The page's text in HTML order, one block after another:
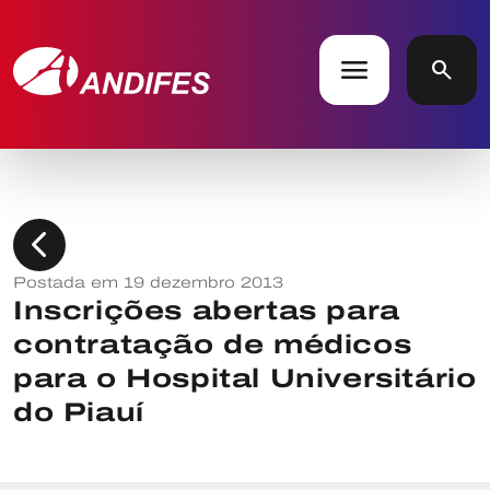
menu search
chevron_left
Postada em 19 dezembro 2013
Inscrições abertas para
contratação de médicos
para o Hospital Universitário
do Piauí